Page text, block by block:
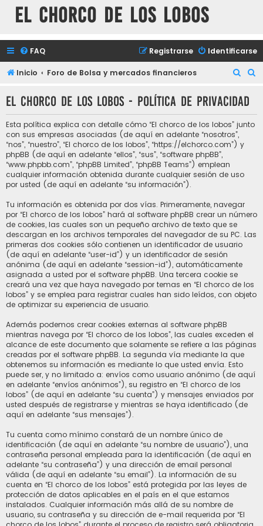
El chorco de los lobos
FAQ Identificarse
Registrarse
Inicio Foro de Bolsa y mercados financieros
c
s
c
r
El chorco de los lobos - Política de privacidad
Esta política explica con detalle cómo “El chorco de los lobos” junto
con sus empresas asociadas (de aquí en adelante “nosotros”,
“nos”, “nuestro”, “El chorco de los lobos”, “https://elchorco.com”) y
phpBB (de aquí en adelante “ellos”, “sus”, “software phpBB”,
“www.phpbb.com”, “phpBB Limited”, “phpBB Teams”) emplean
cualquier información obtenida durante cualquier sesión de uso
por usted (de aquí en adelante “su información”).
Tu información es obtenida por dos vías. Primeramente, navegar
por “El chorco de los lobos” hará al software phpBB crear un número
de cookies, las cuales son un pequeño archivo de texto que se
descargan en los archivos temporales del navegador de su PC. Las
primeras dos cookies sólo contienen un identificador de usuario
(de aquí en adelante “user-id”) y un identificador de sesión
anónima (de aquí en adelante “session-id”), automáticamente
asignada a usted por el software phpBB. Una tercera cookie se
creará una vez que haya navegado por temas en “El chorco de los
lobos” y se emplea para registrar cuales han sido leídos, con objeto
de optimizar su experiencia de usuario.
Además podemos crear cookies externas al software phpBB
mientras navega por “El chorco de los lobos”, las cuales exceden el
alcance de este documento que solamente se refiere a las páginas
creadas por el software phpBB. La segunda vía mediante la que
obtenemos su información es mediante lo que usted envía. Esto
puede ser, y no limitado a: envíos como usuario anónimo (de aquí
en adelante “envíos anónimos”), su registro en “El chorco de los
lobos” (de aquí en adelante “su cuenta”) y mensajes enviados por
usted después de registrarse y mientras se haya identificado (de
aquí en adelante “sus mensajes”).
Tu cuenta como mínimo constará de un nombre único de
identificación (de aquí en adelante “su nombre de usuario”), una
contraseña personal empleada para la identificación (de aquí en
adelante “su contraseña”) y una dirección de email personal
válida (de aquí en adelante “su email”). La información de su
cuenta en “El chorco de los lobos” está protegida por las leyes de
protección de datos aplicables en el país en el que estamos
instalados. Cualquier información más allá de su nombre de
usuario, su contraseña y su dirección de e-mail requerida por “El